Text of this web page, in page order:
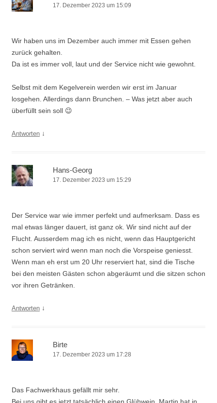
17. Dezember 2023 um 15:09
Wir haben uns im Dezember auch immer mit Essen gehen
zurück gehalten.
Da ist es immer voll, laut und der Service nicht wie gewohnt.
Selbst mit dem Kegelverein werden wir erst im Januar
losgehen. Allerdings dann Brunchen. – Was jetzt aber auch
überfüllt sein soll 😉
Antworten ↓
Hans-Georg
17. Dezember 2023 um 15:29
Der Service war wie immer perfekt und aufmerksam. Dass es
mal etwas länger dauert, ist ganz ok. Wir sind nicht auf der
Flucht. Ausserdem mag ich es nicht, wenn das Hauptgericht
schon serviert wird wenn man noch die Vorspeise geniesst.
Wenn man eh erst um 20 Uhr reserviert hat, sind die Tische
bei den meisten Gästen schon abgeräumt und die sitzen schon
vor ihren Getränken.
Antworten ↓
Birte
17. Dezember 2023 um 17:28
Das Fachwerkhaus gefällt mir sehr.